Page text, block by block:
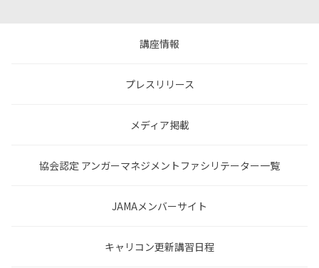
講座情報
プレスリリース
メディア掲載
協会認定 アンガーマネジメントファシリテーター一覧
JAMAメンバーサイト
キャリコン更新講習日程